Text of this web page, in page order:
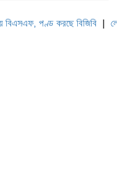
পণ্ড করছে বিজিবি|লেবাননের